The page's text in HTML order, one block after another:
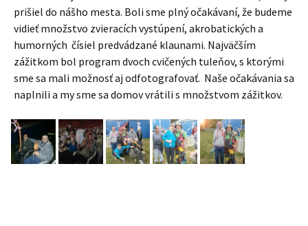
prišiel do nášho mesta. Boli sme plný očakávaní, že budeme
vidieť množstvo zvieracích vystúpení, akrobatických a
humorných čísiel predvádzané klaunami. Najväčším
zážitkom bol program dvoch cvičených tuleňov, s ktorými
sme sa mali možnosť aj odfotografovať. Naše očakávania sa
naplnili a my sme sa domov vrátili s množstvom zážitkov.